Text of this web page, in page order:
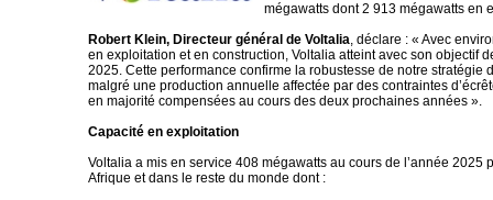
mégawatts dont 2 913 mégawatts en
Robert Klein, Directeur général de Voltalia, déclare : « Avec
en exploitation et en construction, Voltalia atteint avec son objectif
2025. Cette performance confirme la robustesse de notre stratégie
malgré une production annuelle affectée par des contraintes
en majorité compensées au cours des deux prochaines années ».
Capacité en exploitation
Voltalia a mis en service 408 mégawatts au cours de l’année 2025
Afrique et dans le reste du monde dont :